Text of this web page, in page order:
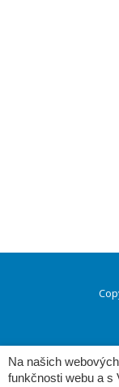
ménu
Na našich
funkčnosti webu a s